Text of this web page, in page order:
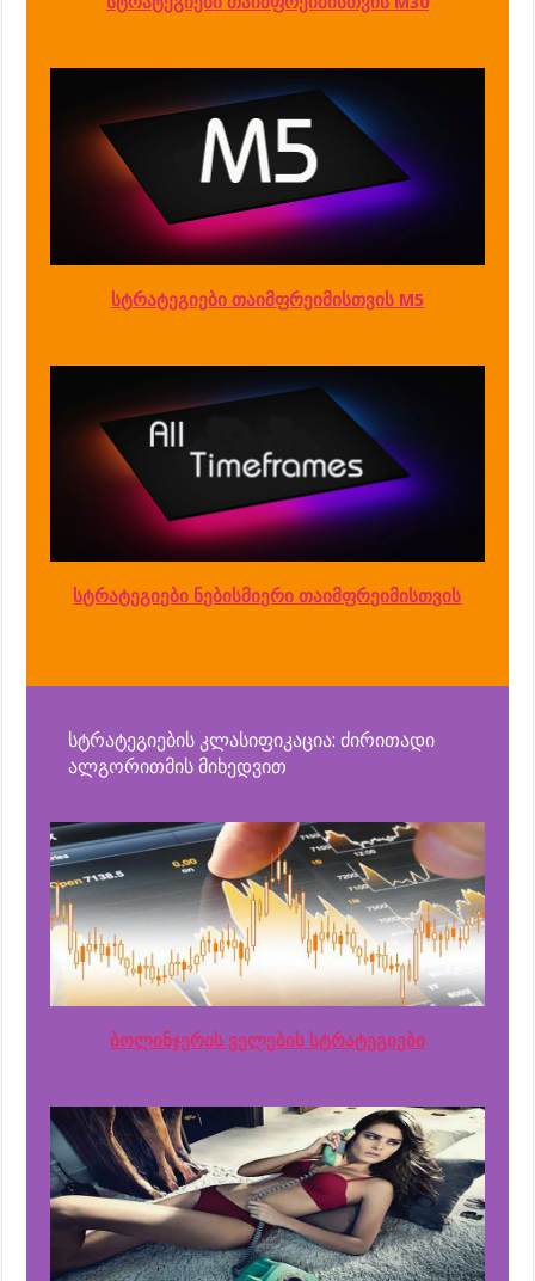
სტრატეგიები თაიმფრეიმისთვის M5
სტრატეგიები ნებისმიერი თაიმფრეიმისთვის
სტრატეგიების კლასიფიკაცია: ძირითადი
ალგორითმის მიხედვით
ბოლინჯერის ველების სტრატეგიები